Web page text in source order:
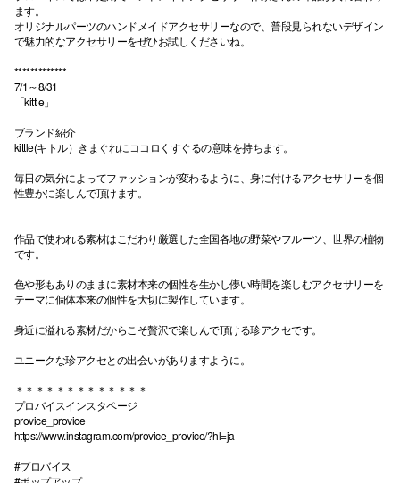
ます。
オリジナルパーツのハンドメイドアクセサリーなので、普段見られないデザイン
で魅力的なアクセサリーをぜひお試しくださいね。
*************
7/1～8/31
「kittle」
ブランド紹介
kittle(キトル）きまぐれにココロくすぐるの意味を持ちます。
毎日の気分によってファッションが変わるように、身に付けるアクセサリーを個
性豊かに楽しんで頂けます。
作品で使われる素材はこだわり厳選した全国各地の野菜やフルーツ、世界の植物
です。
色や形もありのままに素材本来の個性を生かし儚い時間を楽しむアクセサリーを
テーマに個体本来の個性を大切に製作しています。
身近に溢れる素材だからこそ贅沢で楽しんで頂ける珍アクセです。
ユニークな珍アクセとの出会いがありますように。
＊＊＊＊＊＊＊＊＊＊＊＊＊
プロバイスインスタページ
provice_provice
https://www.instagram.com/provice_provice/?hl=ja
#プロバイス